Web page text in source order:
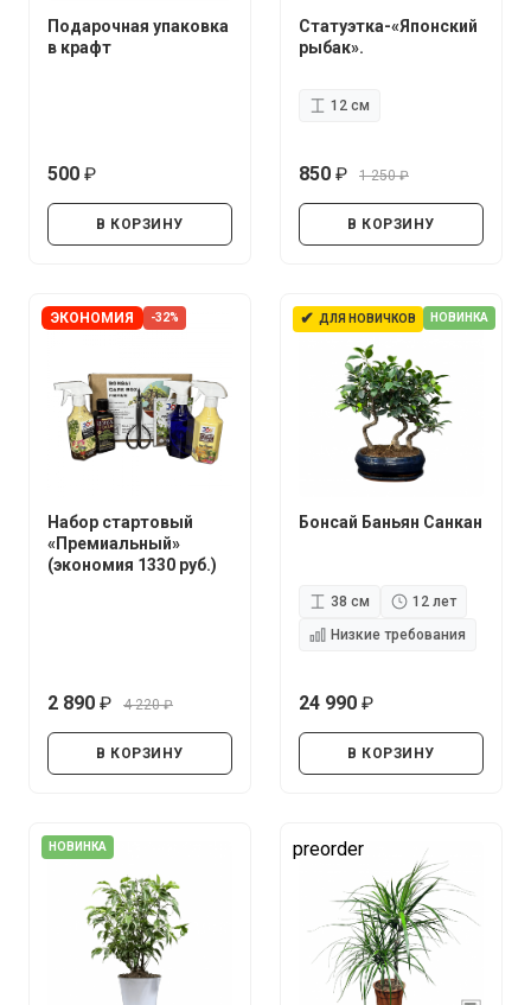
Подарочная упаковка
в крафт
500
В КОРЗИНУ
Статуэтка-«Японский
рыбак».
12 см
850
1 250
В КОРЗИНУ
ЭКОНОМИЯ -32%
Набор стартовый
«Премиальный»
(экономия 1330 руб.)
2 890
4 220
В КОРЗИНУ
✔ ДЛЯ НОВИЧКОВ НОВИНКА
Бонсай Баньян Санкан
38 см
12 лет
Низкие требования
24 990
В КОРЗИНУ
НОВИНКА preorder